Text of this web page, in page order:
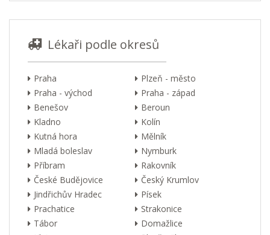
Lékaři podle okresů
Praha
Plzeň - město
Praha - východ
Praha - západ
Benešov
Beroun
Kladno
Kolín
Kutná hora
Mělník
Mladá boleslav
Nymburk
Příbram
Rakovník
České Budějovice
Český Krumlov
Jindřichův Hradec
Písek
Prachatice
Strakonice
Tábor
Domažlice